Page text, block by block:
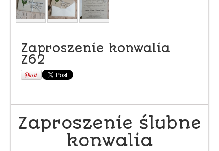
Zaproszenie konwalia
Z62
Zaproszenie ślubne
konwalia